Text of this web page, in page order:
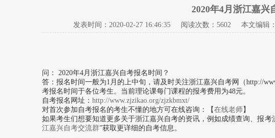
2020年4月浙江嘉兴
发表时间： 2020-02-27 16:46:35阅读次数：5602 本文编辑：
问： 2020年4月浙江嘉兴自考报名时间？
答： 报名时间一般为1月的上中旬，请及时关注浙江嘉兴自考网（http://
考报名时间于各位考生。当前理论课每门课程的报考费用为48元。
自考报名网址： http://www.zjzikao.org/zjzkbmxt/
对首次参加自考报名的考生不懂的地方可在线咨询：【在线老师 】
如果考生们想要知道更多关于浙江嘉兴自考的资讯，例如成绩查询、报
江嘉兴自考交流群”获取更详细的自考信息。